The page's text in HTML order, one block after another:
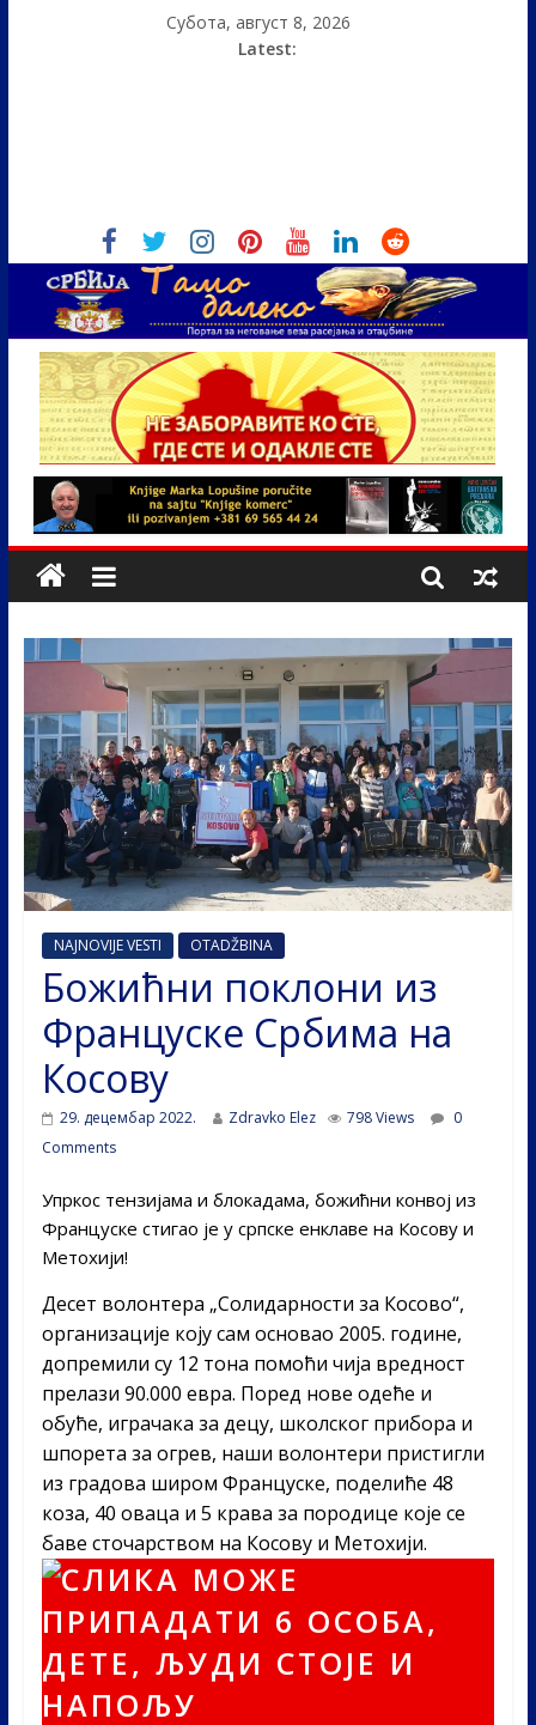
Субота, август 8, 2026
Latest:
NAJNOVIJE VESTI OTADŽBINA
Божићни поклони из
Француске Србима на
Косову
29. децембар 2022. Zdravko Elez 798 Views
0
Comments
Упркос тензијама и блокадама, божићни конвој из
Француске стигао је у српске енклаве на Косову и
Метохији!
Десет волонтера „Солидарности за Косово“,
организације коју сам основао 2005. године,
допремили су 12 тона помоћи чија вредност
прелази 90.000 евра. Поред нове одеће и
обуће, играчака за децу, школског прибора и
шпорета за огрев, наши волонтери пристигли
из градова широм Француске, поделиће 48
коза, 40 оваца и 5 крава за породице које се
баве сточарством на Косову и Метохији.